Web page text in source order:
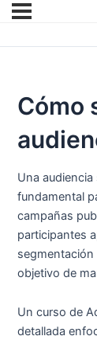
Cómo
Una
fundamental
campañas
participantes
segmentación
objetivo de
Un curso de
detallada